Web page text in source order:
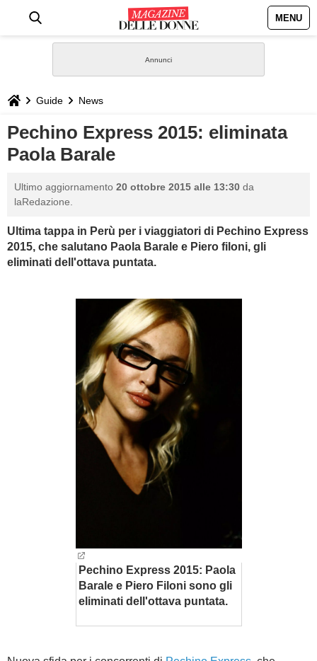
MENU
STILE
BIOGRAFIE
DEFINIZIONI
GASTRONOMIA
Guide News
Pechino Express 2015: eliminata
Paola Barale
Ultimo aggiornamento 20 ottobre 2015 alle 13:30 da
laRedazione.
Ultima tappa in Perù per i viaggiatori di Pechino Express
2015, che salutano Paola Barale e Piero filoni, gli
eliminati dell'ottava puntata.
Pechino Express 2015: Paola
Barale e Piero Filoni sono gli
eliminati dell'ottava puntata.